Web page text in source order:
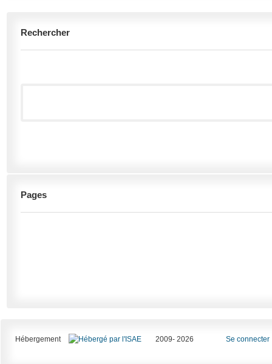
Rechercher
Pages
Hébergement 2009- 2026 Se connecter